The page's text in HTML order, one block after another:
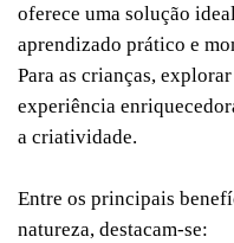
oferece uma solução
aprendizado prático e
Para as crianças,
experiência
a criatividade.
Entre os principais
natureza, destacam-se: